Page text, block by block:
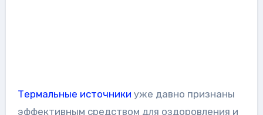
Термальные источники уже давно признаны
эффективным средством для оздоровления и